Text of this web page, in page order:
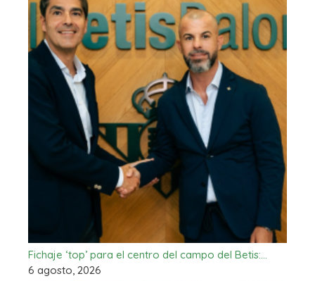
Fichaje ‘top’ para el centro del campo del Betis:…
6 agosto, 2026